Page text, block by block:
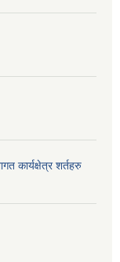
कार्यक्षेत्र शर्तहरु